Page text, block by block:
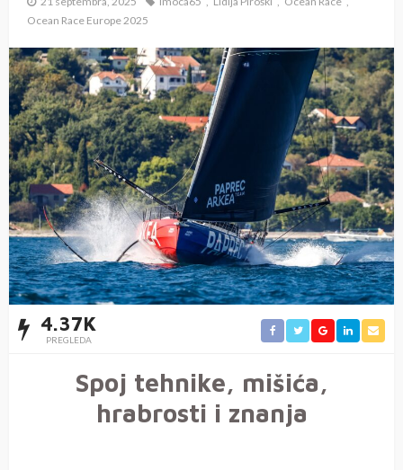
Ocean Race Europe 2025
4.37K
PREGLEDA
Spoj tehnike, mišića,
hrabrosti i znanja